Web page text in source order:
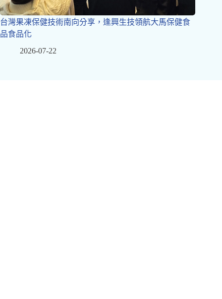
台灣果凍保健技術南向分享，逢興生技領航大馬保健食
品食品化
2026-07-22